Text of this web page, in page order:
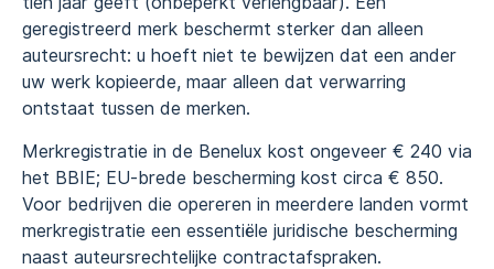
geregistreerd merk beschermt sterker dan alleen
auteursrecht: u hoeft niet te bewijzen dat een ander
uw werk kopieerde, maar alleen dat verwarring
ontstaat tussen de merken.
Merkregistratie in de Benelux kost ongeveer € 240 via
het BBIE; EU-brede bescherming kost circa € 850.
Voor bedrijven die opereren in meerdere landen vormt
merkregistratie een essentiële juridische bescherming
naast auteursrechtelijke contractafspraken.